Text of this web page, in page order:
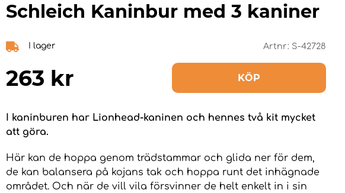
Schleich Kaninbur med 3 kaniner
I lager Artnr: S-42728
263 kr KÖP
I kaninburen har Lionhead-kaninen och hennes två kit mycket
att göra.
Här kan de hoppa genom trädstammar och glida ner för dem,
de kan balansera på kojans tak och hoppa runt det inhägnade
området. Och när de vill vila försvinner de helt enkelt in i sin